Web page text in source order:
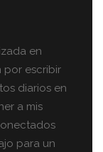
en
por escribir
diarios en
a mis
para un